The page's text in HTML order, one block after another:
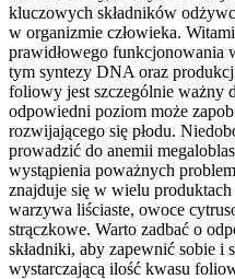
kluczowych składników
w organizmie człowieka.
prawidłowego funkcjonowania
tym syntezy DNA oraz
foliowy jest szczególnie ważny
odpowiedni poziom może
rozwijającego się płodu.
prowadzić do anemii
wystąpienia poważnych
znajduje się w wielu
warzywa liściaste, owoce
strączkowe. Warto zadbać o
składniki, aby zapewnić sobie i
wystarczającą ilość kwasu